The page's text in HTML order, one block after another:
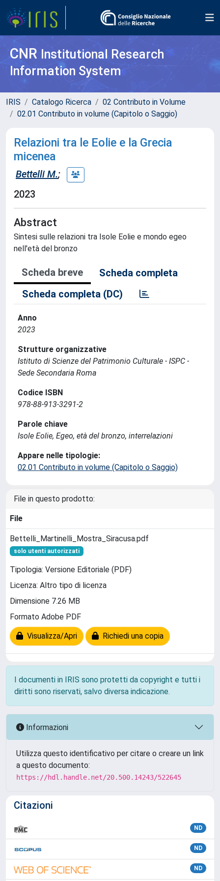
CNR Institutional Research
Information System
IRIS Catalogo Ricerca
02 Contributo in Volume
02.01 Contributo in volume (Capitolo o Saggio)
Relazioni tra le Eolie e la Grecia
micenea
Bettelli M.;
2023
Abstract
Sintesi sulle relazioni tra Isole Eolie e mondo egeo
nell'età del bronzo
Scheda breve
Scheda completa
Scheda completa (DC)
Anno
2023
Strutture organizzative
Istituto di Scienze del Patrimonio Culturale - ISPC -
Sede Secondaria Roma
Codice ISBN
978-88-913-3291-2
Parole chiave
Isole Eolie, Egeo, età del bronzo, interrelazioni
Appare nelle tipologie:
02.01 Contributo in volume (Capitolo o Saggio)
File in questo prodotto:
File
Bettelli_Martinelli_Mostra_Siracusa.pdf
solo utenti autorizzati
Tipologia: Versione Editoriale (PDF)
Licenza: Altro tipo di licenza
Dimensione 7.26 MB
Formato Adobe PDF
Visualizza/Apri Richiedi una copia
I documenti in IRIS sono protetti da copyright e tutti i
diritti sono riservati, salvo diversa indicazione.
Informazioni
Utilizza questo identificativo per citare o creare un link
a questo documento:
https://hdl.handle.net/20.500.14243/522645
Citazioni
ND
ND
ND